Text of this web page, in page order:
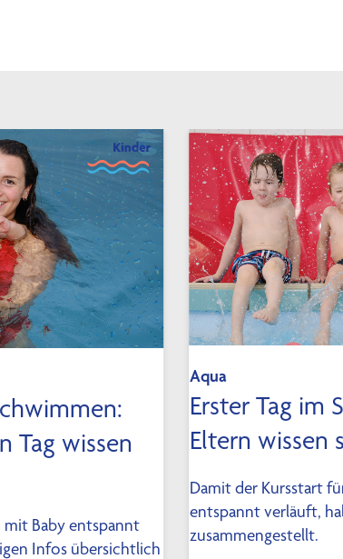
Tag wissen
mit Baby entspannt
Infos übersichtlich
Aqua
Erster Tag im
Eltern wissen
Damit der Kursstart
entspannt verläuft,
zusammengestellt.